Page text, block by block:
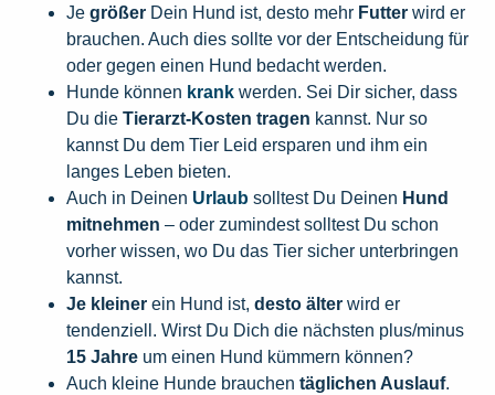
Je größer Dein Hund ist, desto mehr Futter wird er
brauchen. Auch dies sollte vor der Entscheidung für
oder gegen einen Hund bedacht werden.
Hunde können krank werden. Sei Dir sicher, dass
Du die Tierarzt-Kosten tragen kannst. Nur so
kannst Du dem Tier Leid ersparen und ihm ein
langes Leben bieten.
Auch in Deinen Urlaub solltest Du Deinen Hund
mitnehmen – oder zumindest solltest Du schon
vorher wissen, wo Du das Tier sicher unterbringen
kannst.
Je kleiner ein Hund ist, desto älter wird er
tendenziell. Wirst Du Dich die nächsten plus/minus
15 Jahre um einen Hund kümmern können?
Auch kleine Hunde brauchen täglichen Auslauf.